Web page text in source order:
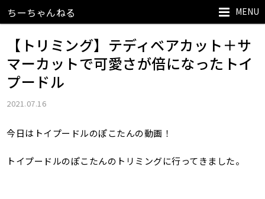
MENU
ちーちゃんねる
【トリミング】テディベアカット＋サ
マーカットで可愛さが倍になったトイ
プードル
2021.07.16
今日はトイプードルのぽこたんの動画！
トイプードルのぽこたんのトリミングに行ってきました。